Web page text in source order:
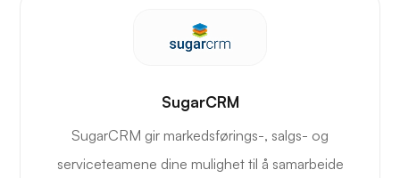
SugarCRM
SugarCRM gir markedsførings-, salgs- og
serviceteamene dine mulighet til å samarbeide